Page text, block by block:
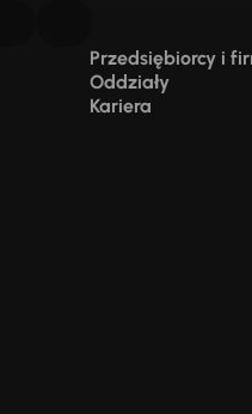
Przedsiębiorcy i
Oddziały
Kariera